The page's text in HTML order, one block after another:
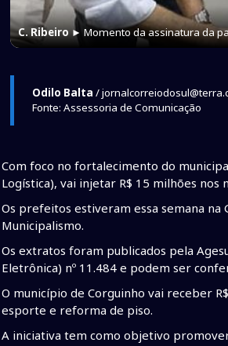
C. Ribeiro► Momento da assinatura da
Odilo Balta /
Fonte: Assessoria de Comunicação
Com foco no fortalecimento do
Logística), vai injetar R$ 15 milhões
Os prefeitos estiveram essa semana
Municipalismo.
Os extratos foram publicados pela
Eletrônica) nº 11.484 e podem ser
O município de Corguinho vai receber
esporte e reforma de piso.
A iniciativa tem como objetivo